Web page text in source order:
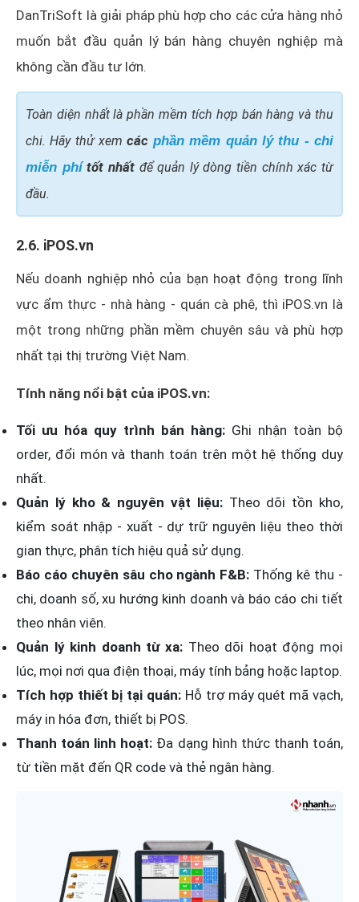
DanTriSoft là giải pháp phù hợp cho các cửa hàng nhỏ
muốn bắt đầu quản lý bán hàng chuyên nghiệp mà
không cần đầu tư lớn.
Toàn diện nhất là phần mềm tích hợp bán hàng và thu
chi. Hãy thử xem các phần mềm quản lý thu - chi
miễn phítốt nhất để quản lý dòng tiền chính xác từ
đầu.
2.6. iPOS.vn
Nếu doanh nghiệp nhỏ của bạn hoạt động trong lĩnh
vực ẩm thực - nhà hàng - quán cà phê, thì iPOS.vn là
một trong những phần mềm chuyên sâu và phù hợp
nhất tại thị trường Việt Nam.
Tính năng nổi bật của iPOS.vn:
Tối ưu hóa quy trình bán hàng: Ghi nhận toàn bộ
order, đổi món và thanh toán trên một hệ thống duy
nhất.
Quản lý kho & nguyên vật liệu:Theo dõi tồn kho,
kiểm soát nhập - xuất - dự trữ nguyên liệu theo thời
gian thực, phân tích hiệu quả sử dụng.
Báo cáo chuyên sâu cho ngành F&B: Thống kê thu -
chi, doanh số, xu hướng kinh doanh và báo cáo chi tiết
theo nhân viên.
Quản lý kinh doanh từ xa: Theo dõi hoạt động mọi
lúc, mọi nơi qua điện thoại, máy tính bảng hoặc laptop.
Tích hợp thiết bị tại quán: Hỗ trợ máy quét mã vạch,
máy in hóa đơn, thiết bị POS.
Thanh toán linh hoạt: Đa dạng hình thức thanh toán,
từ tiền mặt đến QR code và thẻ ngân hàng.